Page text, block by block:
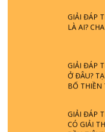
LÀ AI?
Ở ĐÂU?
BỐ THIỀN
CÓ GIẢI
ĐẦU TIÊN?